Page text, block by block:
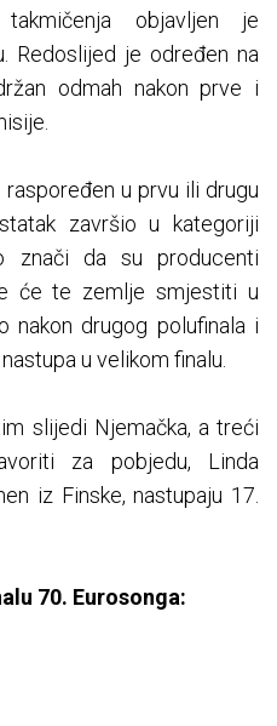
objavljen je
Redoslijed je određen na
odmah nakon prve i
u prvu ili drugu
završio u kategoriji
znači da su producenti
će te zemlje smjestiti u
nakon drugog polufinala i
u velikom finalu.
slijedi Njemačka, a treći
za pobjedu, Linda
iz Finske, nastupaju 17.
70. Eurosonga: